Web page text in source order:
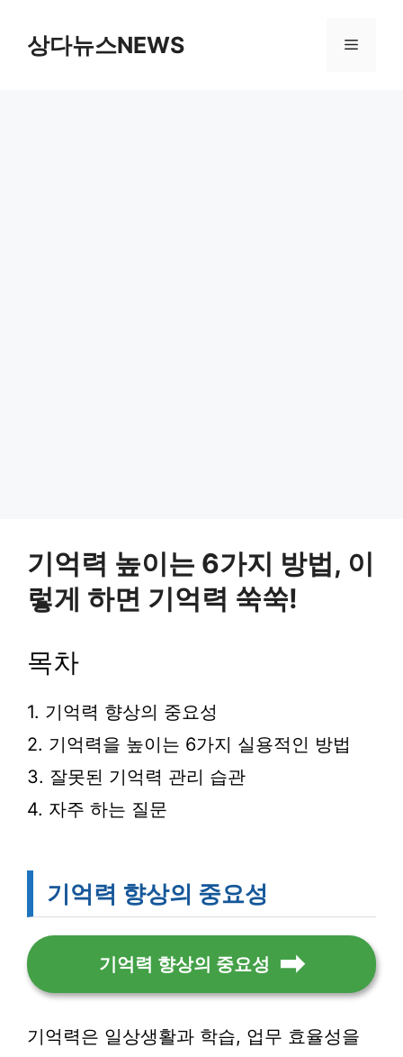
상다뉴스NEWS 메
기억력 높이는 6가지 방법, 이
렇게 하면 기억력 쑥쑥!
목차
1. 기억력 향상의 중요성
2. 기억력을 높이는 6가지 실용적인 방법
3. 잘못된 기억력 관리 습관
4. 자주 하는 질문
기억력 향상의 중요성
기억력 향상의 중요성
기억력은 일상생활과 학습, 업무 효율성을